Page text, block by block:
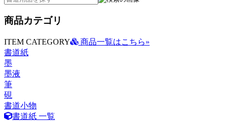
商品カテゴリ
ITEM CATEGORY
商品一覧はこちら»
書道紙
墨
墨液
筆
硯
書道小物
書道紙 一覧